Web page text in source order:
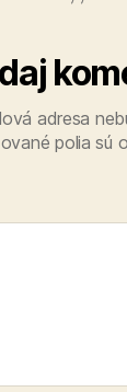
adresa
polia sú